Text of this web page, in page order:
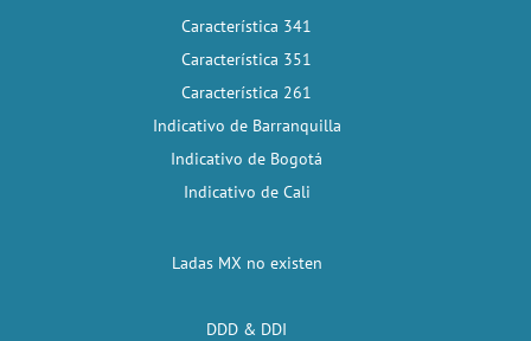
Característica 341
Característica 351
Característica 261
Indicativo de Barranquilla
Indicativo de Bogotá
Indicativo de Cali
Ladas MX no existen
DDD & DDI